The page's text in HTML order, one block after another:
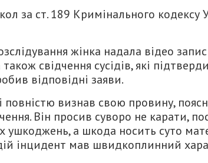
за ст. 189 Кримінального кодексу
жінка надала відео
свідчення сусідів, які
відповідні заяви.
повністю визнав свою провину,
Він просив суворо не карати,
ушкоджень, а шкода носить суто
інцидент мав швидкоплинний